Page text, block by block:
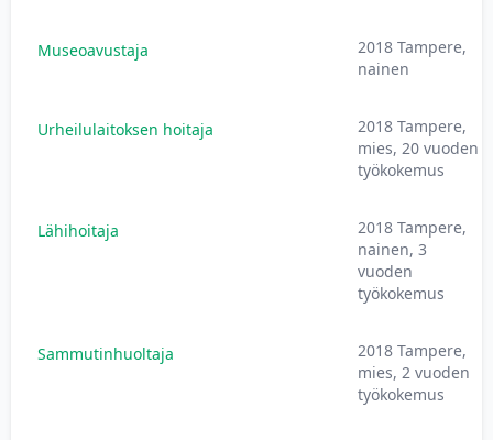
Museoavustaja
2018 Tampere,
nainen
Urheilulaitoksen hoitaja
2018 Tampere,
mies, 20 vuoden
työkokemus
Lähihoitaja
2018 Tampere,
nainen, 3
vuoden
työkokemus
Sammutinhuoltaja
2018 Tampere,
mies, 2 vuoden
työkokemus